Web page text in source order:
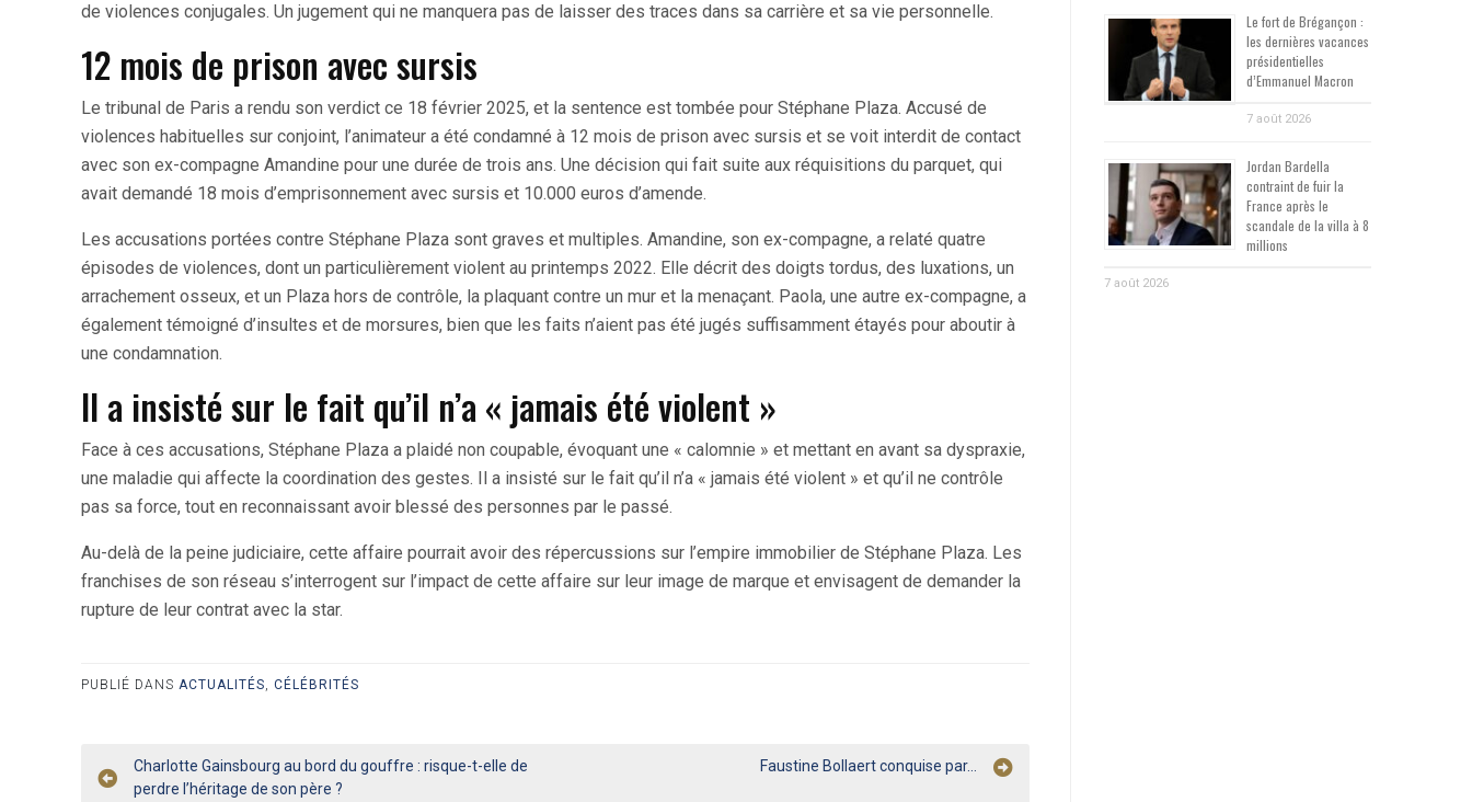
de violences conjugales. Un jugement qui ne manquera pas de laisser des traces dans sa carrière et sa vie personnelle.
12 mois de prison avec sursis
Le tribunal de Paris a rendu son verdict ce 18 février 2025, et la sentence est tombée pour Stéphane Plaza. Accusé de
violences habituelles sur conjoint, l’animateur a été condamné à 12 mois de prison avec sursis et se voit interdit de contact
avec son ex-compagne Amandine pour une durée de trois ans. Une décision qui fait suite aux réquisitions du parquet, qui
avait demandé 18 mois d’emprisonnement avec sursis et 10.000 euros d’amende.
Les accusations portées contre Stéphane Plaza sont graves et multiples. Amandine, son ex-compagne, a relaté quatre
épisodes de violences, dont un particulièrement violent au printemps 2022. Elle décrit des doigts tordus, des luxations, un
arrachement osseux, et un Plaza hors de contrôle, la plaquant contre un mur et la menaçant. Paola, une autre ex-compagne, a
également témoigné d’insultes et de morsures, bien que les faits n’aient pas été jugés suffisamment étayés pour aboutir à
une condamnation.
Il a insisté sur le fait qu’il n’a « jamais été violent »
Face à ces accusations, Stéphane Plaza a plaidé non coupable, évoquant une « calomnie » et mettant en avant sa dyspraxie,
une maladie qui affecte la coordination des gestes. Il a insisté sur le fait qu’il n’a « jamais été violent » et qu’il ne contrôle
pas sa force, tout en reconnaissant avoir blessé des personnes par le passé.
Au-delà de la peine judiciaire, cette affaire pourrait avoir des répercussions sur l’empire immobilier de Stéphane Plaza. Les
franchises de son réseau s’interrogent sur l’impact de cette affaire sur leur image de marque et envisagent de demander la
rupture de leur contrat avec la star.
PUBLIÉ DANS ACTUALITÉS, CÉLÉBRITÉS
Navigation
Charlotte Gainsbourg au bord du gouffre : risque-t-elle de
perdre l’héritage de son père ?
Faustine Bollaert conquise par…
Le fort de Brégançon :
les dernières vacances
présidentielles
d’Emmanuel Macron
7 août 2026
Jordan Bardella
contraint de fuir la
France après le
scandale de la villa à 8
millions
7 août 2026